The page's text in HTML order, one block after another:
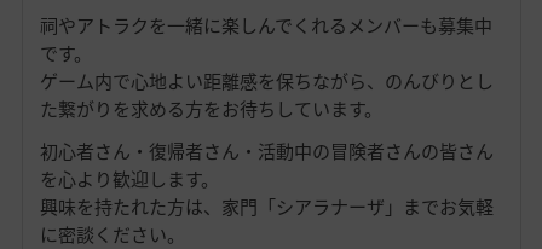
祠やアトラクを一緒に楽しんでくれるメンバーも募集中
です。
ゲーム内で心地よい距離感を保ちながら、のんびりとし
た繋がりを求める方をお待ちしています。
初心者さん・復帰者さん・活動中の冒険者さんの皆さん
を心より歓迎します。
興味を持たれた方は、家門「シアラナーザ」までお気軽
に密談ください。